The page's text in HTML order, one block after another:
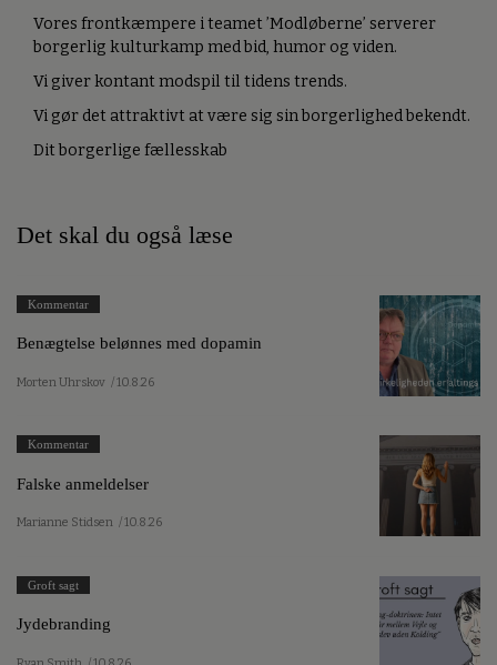
Vores frontkæmpere i teamet ’Modløberne’ serverer
borgerlig kulturkamp med bid, humor og viden.
Vi giver kontant modspil til tidens trends.
Vi gør det attraktivt at være sig sin borgerlighed bekendt.
Dit borgerlige fællesskab
Det skal du også læse
Kommentar
Benægtelse belønnes med dopamin
Morten Uhrskov / 10.8.26
Kommentar
Falske anmeldelser
Marianne Stidsen / 10.8.26
Groft sagt
Jydebranding